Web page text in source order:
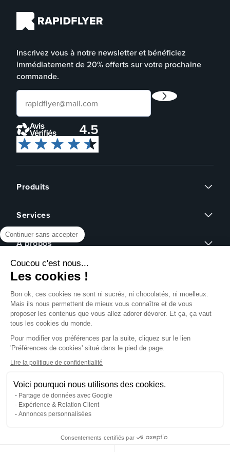
Inscrivez vous à notre newsletter et bénéficiez
immédiatement de 20% offerts sur votre prochaine
commande.
4.5
Produits
Cartes de visite
Affiches
Brochures
Dépliants
Express 24h
Tous nos produits
Services
Devis sur mesure
Assistance graphique
À propos
Qui sommes-nous ?
Avis clients
Partenariat
Presse
Assistance
Centre d'aide
Formulaire de contact
Rechercher un gabarit
Pack échantillons
Créer mon compte client
Se connecter
Blog
NOUS SUIVRE SUR
Politique de confidentialité
Les cookies !
chocolatés, ni moelleux. Mais ils nous
permettent de mieux vous connaître et de
vous proposer les contenus que vous allez adorer dévorer. Et ça, ça
vaut tous les cookies du monde.
Pour modifier vos préférences par la suite, cliquez sur le lien
'Préférences de cookies' situé dans le pied de page.
Lire la politique de confidentialité
Voici pourquoi nous utilisons des cookies.
Partage de données avec Google
Expérience & Relation Client
Annonces personnalisées
Consentements certifiés par